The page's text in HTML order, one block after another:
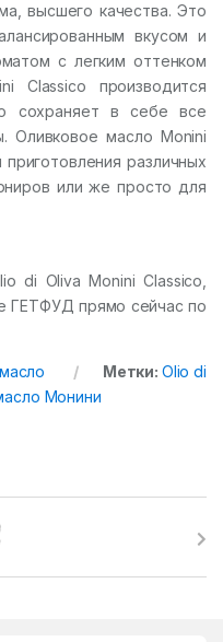
высшего качества. Это
вкусом и
с легким оттенком
Classico производится
сохраняет в себе все
Оливковое масло Monini
различных
или же просто для
di Oliva Monini Classico,
ГЕТФУД прямо сейчас по
Метки: Olio di
Монини